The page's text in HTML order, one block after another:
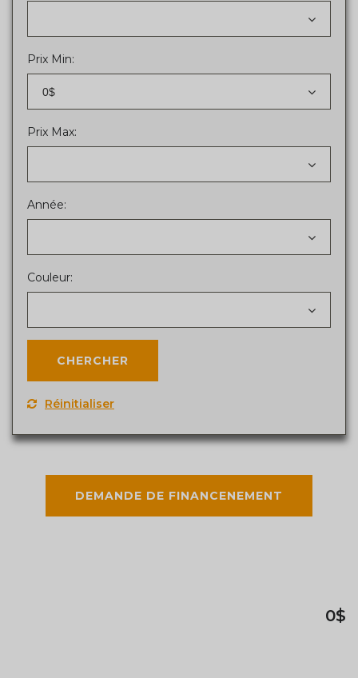
Prix Min:
0$
Prix Max:
Année:
Couleur:
Réinitialiser
DEMANDE DE FINANCENEMENT
0$